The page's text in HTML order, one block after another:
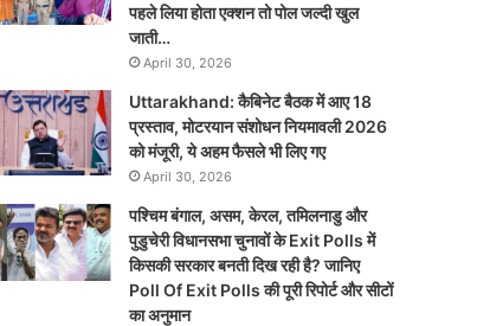
पहले लिया होता एक्शन तो पोल जल्दी खुल
जाती…
April 30, 2026
Uttarakhand: कैबिनेट बैठक में आए 18
प्रस्ताव, मोटरयान संशोधन नियमावली 2026
को मंजूरी, ये अहम फैसले भी लिए गए
April 30, 2026
पश्चिम बंगाल, असम, केरल, तमिलनाडु और
पुडुचेरी विधानसभा चुनावों के Exit Polls में
किसकी सरकार बनती दिख रही है? जानिए
Poll Of Exit Polls की पूरी रिपोर्ट और सीटों
का अनुमान